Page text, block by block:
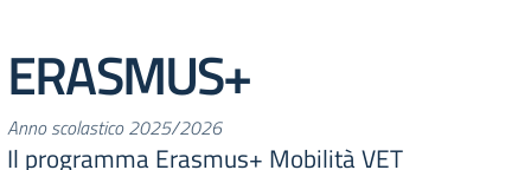
ERASMUS+
Anno scolastico 2025/2026
Il programma Erasmus+ Mobilità VET